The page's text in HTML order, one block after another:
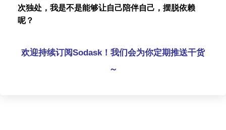
次独处，我是不是能够让自己陪伴自己，摆脱依赖
呢？
欢迎持续订阅Sodask！我们会为你定期推送干货
～